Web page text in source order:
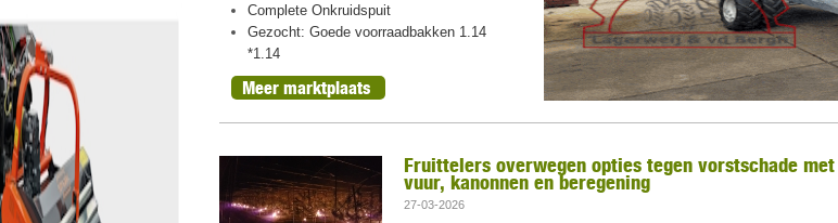
Complete Onkruidspuit
Gezocht: Goede voorraadbakken 1.14
*1.14
Meer marktplaats
Fruittelers overwegen opties tegen vorstschade met
vuur, kanonnen en beregening
27-03-2026